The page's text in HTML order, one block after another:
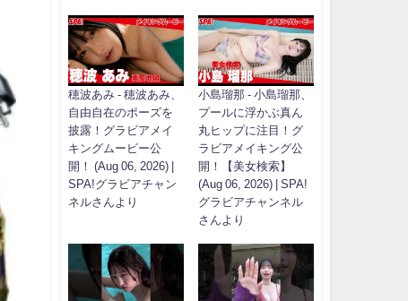
穂波あみ - 穂波あみ、
自由自在のポーズを
披露！グラビアメイ
キングムービー公
開！ (Aug 06, 2026) |
SPA!グラビアチャン
ネルさんより
小島瑠那 - 小島瑠那、
プールに浮かぶ真ん
丸ヒップに注目！グ
ラビアメイキング公
開！【美女検索】
(Aug 06, 2026) | SPA!
グラビアチャンネル
さんより